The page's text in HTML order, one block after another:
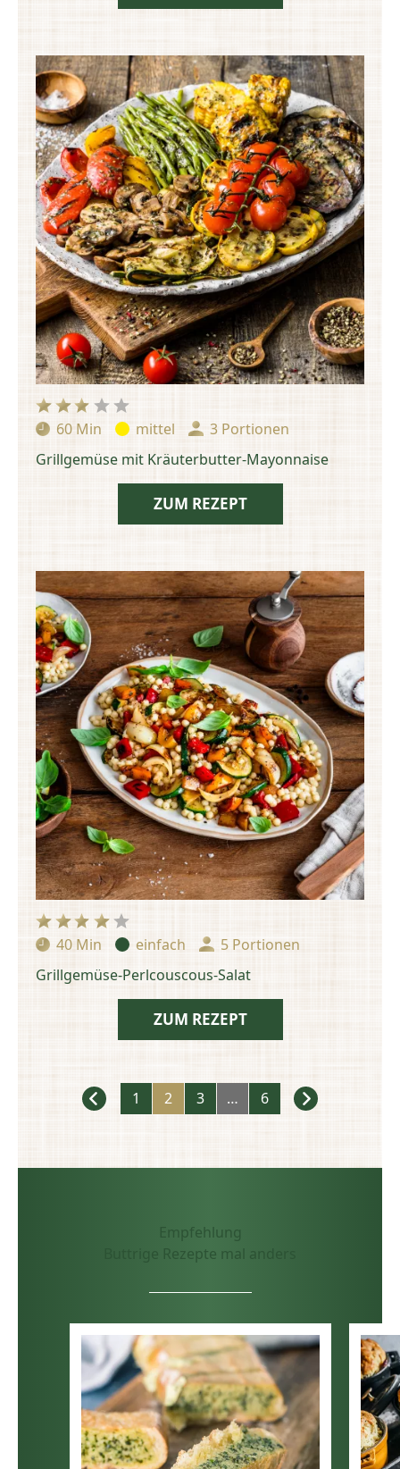
Zubereitungszeit:
60 Min Schwierigkeit:
mittel Portionen:
3 Portionen
Grillgemüse mit Kräuterbutter-Mayonnaise
ZUM REZEPT
Zubereitungszeit:
40 Min Schwierigkeit:
einfach Portionen:
5 Portionen
Grillgemüse-Perlcouscous-Salat
ZUM REZEPT
Rezepte
Navigation
1 2 3 … 6
Empfehlung
Buttrige Rezepte mal anders